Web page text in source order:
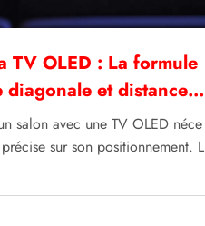
TV OLED : La formule
et distance
salon avec une TV OLED néce
sur son positionnement. L